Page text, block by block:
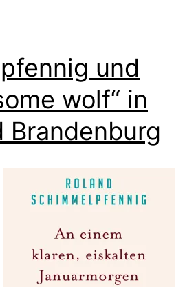
und
wolf“ in
Brandenburg